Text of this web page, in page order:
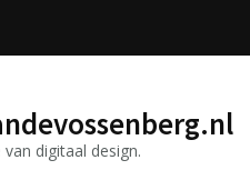
digitaal design.